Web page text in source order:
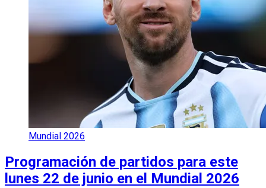
Mundial 2026
Programación de partidos para este
lunes 22 de junio en el Mundial 2026